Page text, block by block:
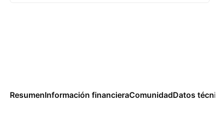
ResumenInformación financieraComunidadDatos